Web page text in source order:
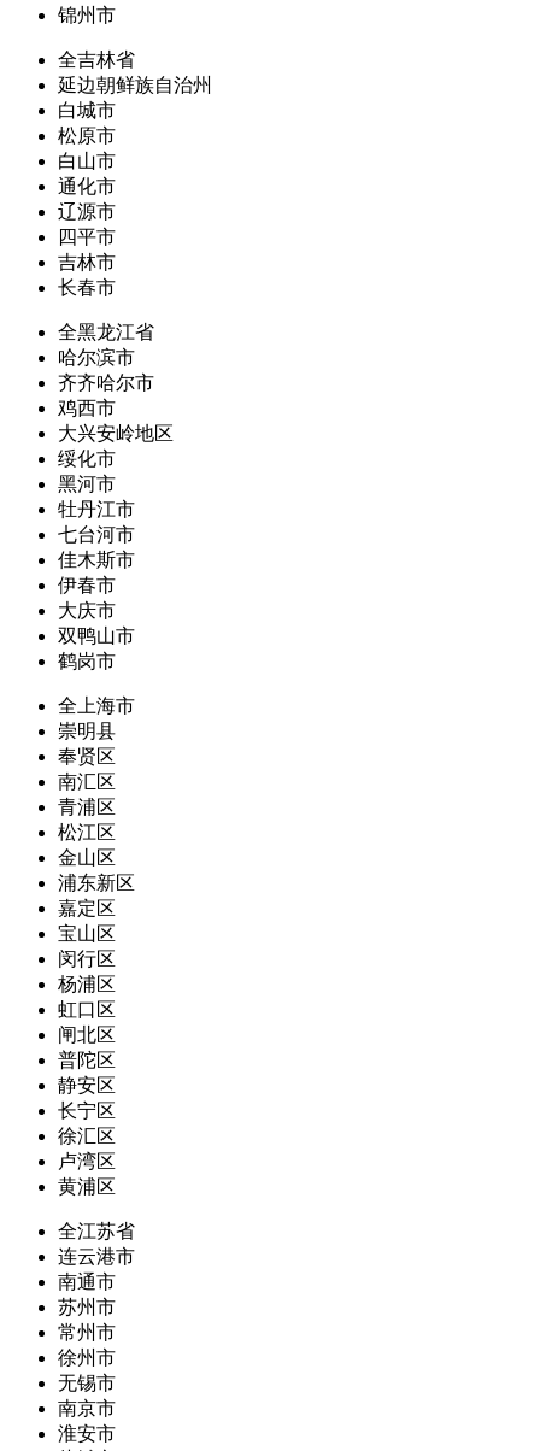
锦州市
全吉林省
延边朝鲜族自治州
白城市
松原市
白山市
通化市
辽源市
四平市
吉林市
长春市
全黑龙江省
哈尔滨市
齐齐哈尔市
鸡西市
大兴安岭地区
绥化市
黑河市
牡丹江市
七台河市
佳木斯市
伊春市
大庆市
双鸭山市
鹤岗市
全上海市
崇明县
奉贤区
南汇区
青浦区
松江区
金山区
浦东新区
嘉定区
宝山区
闵行区
杨浦区
虹口区
闸北区
普陀区
静安区
长宁区
徐汇区
卢湾区
黄浦区
全江苏省
连云港市
南通市
苏州市
常州市
徐州市
无锡市
南京市
淮安市